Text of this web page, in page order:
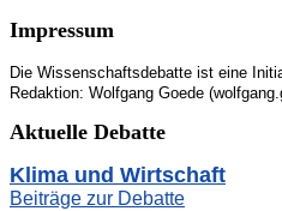
Impressum
Die Wissenschaftsdebatte ist eine
Redaktion: Wolfgang Goede
Aktuelle Debatte
Klima und Wirtschaft
Beiträge zur Debatte